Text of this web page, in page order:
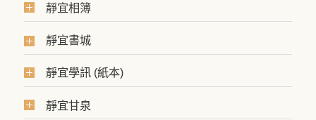
靜宜相簿
靜宜書城
靜宜學訊 (紙本)
靜宜甘泉